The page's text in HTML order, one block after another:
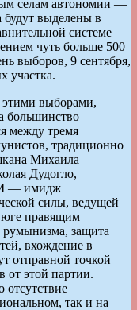
селам автономии —
будут выделены в
системе
чуть больше 500
выборов, 9 сентября,
участка.
этими выборами,
большинство
между тремя
традиционно
Михаила
Дудогло,
— имидж
силы, ведущей
юге правящим
румынизма, защита
вхождение в
отправной точкой
от этой партии.
так и на